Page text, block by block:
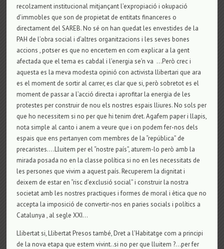
recolzament institucional mitjançant l’expropiació i okupació
d’immobles que son de propietat de entitats financeres o
directament del SAREB. No sé on han quedat les envestides de la
PAH de l’obra social i d’altres organitzacions i les seves bones
accions , potser es que no encertem en com explicar a la gent
afectada que el tema es cabdal i l’energia se’n va …Però crec i
aquesta es la meva modesta opinió con activista llibertari que ara
es el moment de sortir al carrer, es clar que si, però sobretot es el
moment de passar a l’acció directa i aprofitar la energia de les
protestes per construir de nou els nostres espais lliures. No sols per
que ho necessitem si no per que hi tenim dret. Agafem paper i llapis,
nota simple al canto i anem a veure que i on podem fer-nos dels
espais que ens pertanyen com membres de la “república” de
precaristes….Lluitem per el “nostre país”, aturem-lo però amb la
mirada posada no en la classe política si no en les necessitats de
les persones que vivim a aquest país. Recuperem la dignitat i
deixem de estar en “risc d’exclusió social” i construir la nostra
societat amb les nostres practiques i formes de moral i ètica que no
accepta la imposició de convertir-nos en paries socials i polítics a
Catalunya , al segle XXI…
Llibertat si, Llibertat Presos també, Dret a l’Habitatge com a principi
de la nova etapa que estem vivint..si no per que lluitem ?…per fer